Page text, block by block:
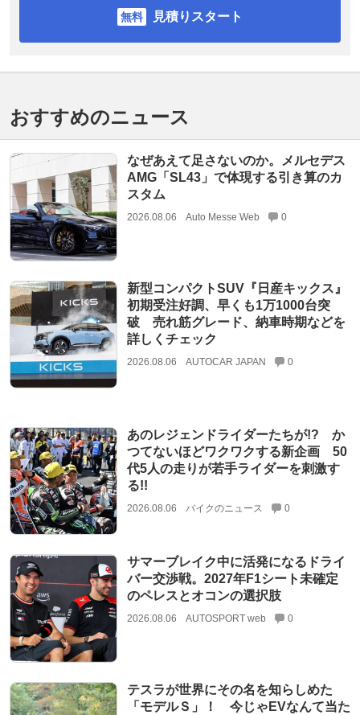
見積りスタート
おすすめのニュース
なぜあえて足さないのか。メルセデス
AMG「SL43」で体現する引き算のカ
スタム
2026.08.06 Auto Messe Web 0
新型コンパクトSUV『日産キックス』
初期受注好調、早くも1万1000台突
破 売れ筋グレード、納車時期などを
詳しくチェック
2026.08.06 AUTOCAR JAPAN 0
あのレジェンドライダーたちが!? か
つてないほどワクワクする新企画 50
代5人の走りが若手ライダーを刺激す
る!!
2026.08.06 バイクのニュース 0
サマーブレイク中に活発になるドライ
バー交渉戦。2027年F1シート未確定
のペレスとオコンの選択肢
2026.08.06 AUTOSPORT web 0
テスラが世界にその名を知らしめた
「モデルＳ」！ 今じゃEVなんて当た